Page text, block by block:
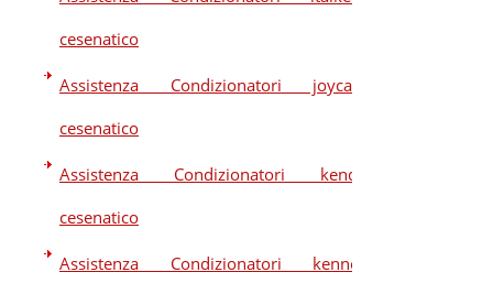
cesenatico
Assistenza Condizionatori joycare
cesenatico
Assistenza Condizionatori kendo
cesenatico
Assistenza Condizionatori kennex